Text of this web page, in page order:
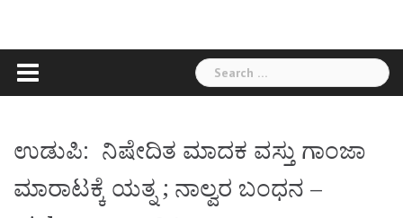
Search
for:
ಉಡುಪಿ: ನಿಷೇದಿತ ಮಾದಕ ವಸ್ತು ಗಾಂಜಾ
ಮಾರಾಟಕ್ಕೆ ಯತ್ನ ; ನಾಲ್ವರ ಬಂಧನ –